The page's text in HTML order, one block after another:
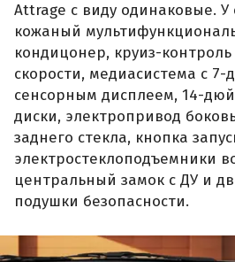
Attrage с виду одинаковые. У
кожаный
кондицонер, круиз-
скорости, медиасистема с
сенсорным дисплеем, 14-
диски, электропривод
заднего стекла, кнопка
электростеклоподъемники
центральный замок с ДУ и
подушки безопасности.